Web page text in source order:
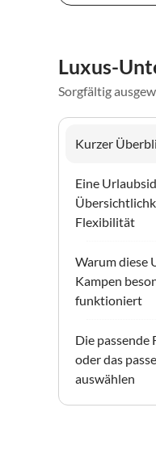
Luxus-
Sorgfältig
Kurzer
Eine
Flexibilität
Warum diese
Kampen
funktioniert
Die passende
oder das
auswählen